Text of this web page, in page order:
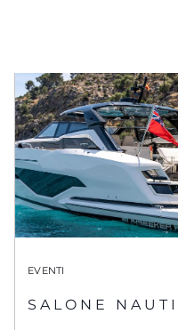
EVENTI
SALONE